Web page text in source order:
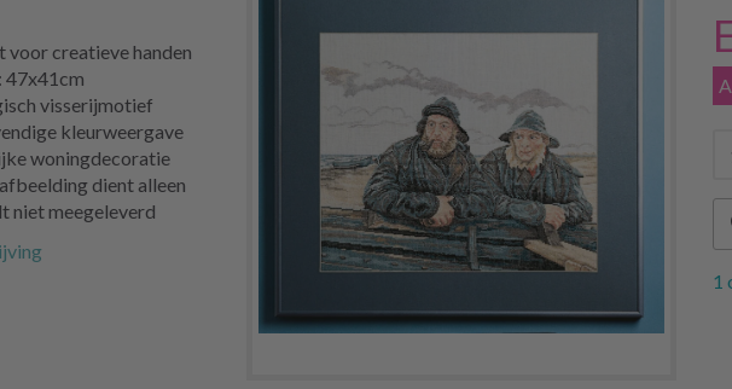
creatieve handen
47x41cm
visserijmotief
kleurweergave
woningdecoratie
dient alleen
niet meegeleverd
1